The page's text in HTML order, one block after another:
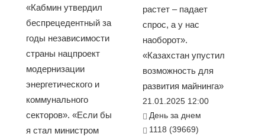
«Кабмин утвердил
беспрецедентный за
годы независимости
страны нацпроект
модернизации
энергетического и
коммунального
секторов». «Если бы
я стал министром
растет – падает
спрос, а у нас
наоборот».
«Казахстан упустил
возможность для
развития майнинга»
21.01.2025 12:00
День за днем
1118 (39669)